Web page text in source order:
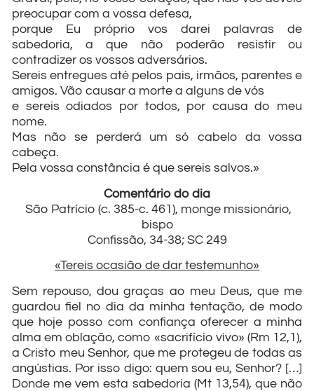
preocupar com a vossa defesa,
porque Eu próprio vos darei palavras de
sabedoria, a que não poderão resistir ou
contradizer os vossos adversários.
Sereis entregues até pelos pais, irmãos, parentes e
amigos. Vão causar a morte a alguns de vós
e sereis odiados por todos, por causa do meu
nome.
Mas não se perderá um só cabelo da vossa
cabeça.
Pela vossa constância é que sereis salvos.»
Comentário do dia
São Patrício (c. 385-c. 461), monge missionário,
bispo
Confissão, 34-38; SC 249
«Tereis ocasião de dar testemunho»
Sem repouso, dou graças ao meu Deus, que me
guardou fiel no dia da minha tentação, de modo
que hoje posso com confiança oferecer a minha
alma em oblação, como «sacrifício vivo» (Rm 12,1),
a Cristo meu Senhor, que me protegeu de todas as
angústias. Por isso digo: quem sou eu, Senhor? […]
Donde me vem esta sabedoria (Mt 13,54), que não